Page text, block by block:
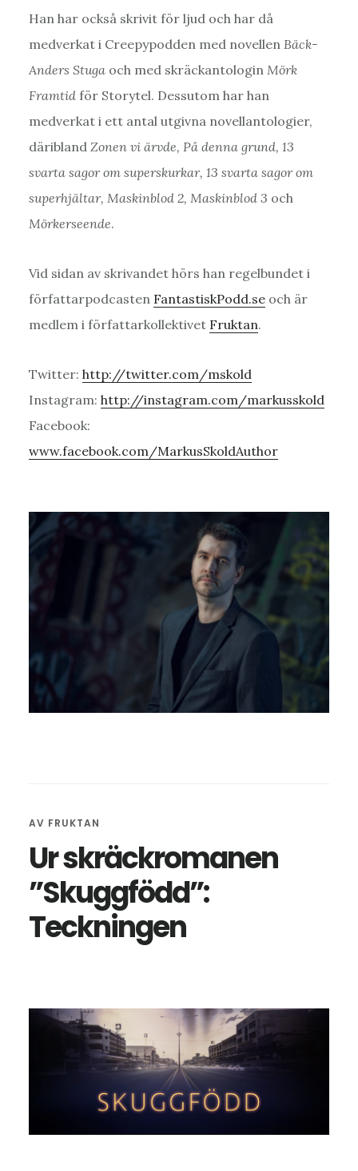
Han har också skrivit för ljud och har då
medverkat i Creepypodden med novellen Bäck-
Anders Stugaoch med skräckantologin Mörk
Framtid för Storytel. Dessutom har han
medverkat i ett antal utgivna novellantologier,
däribland Zonen vi ärvde, På denna grund, 13
svarta sagor om superskurkar, 13 svarta sagor om
superhjältar, Maskinblod 2, Maskinblod 3 och
Mörkerseende.
Vid sidan av skrivandet hörs han regelbundet i
författarpodcasten FantastiskPodd.seoch är
medlem i författarkollektivet Fruktan.
Twitter: http://twitter.com/mskold
Instagram: http://instagram.com/markusskold
Facebook:
www.facebook.com/MarkusSkoldAuthor
AV FRUKTAN
Ur skräckromanen
”Skuggfödd”:
Teckningen